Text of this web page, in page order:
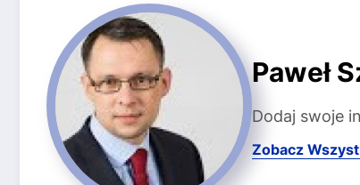
Paweł
Dodaj swoje
Zobacz